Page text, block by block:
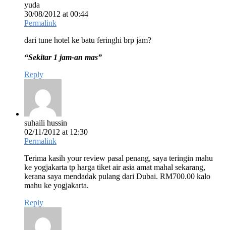
yuda
30/08/2012 at 00:44
Permalink
dari tune hotel ke batu feringhi brp jam?
“Sekitar 1 jam-an mas”
Reply
suhaili hussin
02/11/2012 at 12:30
Permalink
Terima kasih your review pasal penang, saya teringin mahu
ke yogjakarta tp harga tiket air asia amat mahal sekarang,
kerana saya mendadak pulang dari Dubai. RM700.00 kalo
mahu ke yogjakarta.
Reply